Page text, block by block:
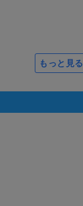
もっと見る